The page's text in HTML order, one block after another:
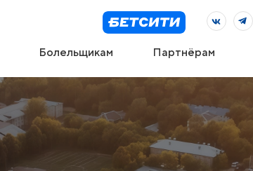
Болельщикам Партнёрам